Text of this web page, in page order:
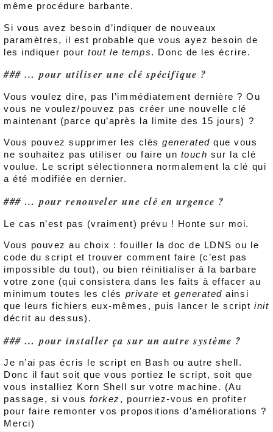
même procédure barbante.
Si vous avez besoin d’indiquer de nouveaux
paramètres, il est probable que vous ayez besoin de
les indiquer pourtout le temps. Donc de les écrire.
… pour utiliser une clé spécifique ?
Vous voulez dire, pas l’immédiatement dernière ? Ou
vous ne voulez/pouvez pas créer une nouvelle clé
maintenant (parce qu’après la limite des 15 jours) ?
Vous pouvez supprimer les clésgenerated que vous
ne souhaitez pas utiliser ou faire un touch sur la clé
voulue. Le script sélectionnera normalement la clé qui
a été modifiée en dernier.
… pour renouveler une clé en urgence ?
Le cas n’est pas (vraiment) prévu ! Honte sur moi.
Vous pouvez au choix : fouiller la doc de LDNS ou le
code du script et trouver comment faire (c’est pas
impossible du tout), ou bien réinitialiser à la barbare
votre zone (qui consistera dans les faits à effacer au
minimum toutes les clés private etgenerated ainsi
que leurs fichiers eux-mêmes, puis lancer le scriptinit
décrit au dessus).
… pour installer ça sur un autre système ?
Je n’ai pas écris le script en Bash ou autre shell.
Donc il faut soit que vous portiez le script, soit que
vous installiez Korn Shell sur votre machine. (Au
passage, si vous forkez, pourriez-vous en profiter
pour faire remonter vos propositions d’améliorations ?
Merci)